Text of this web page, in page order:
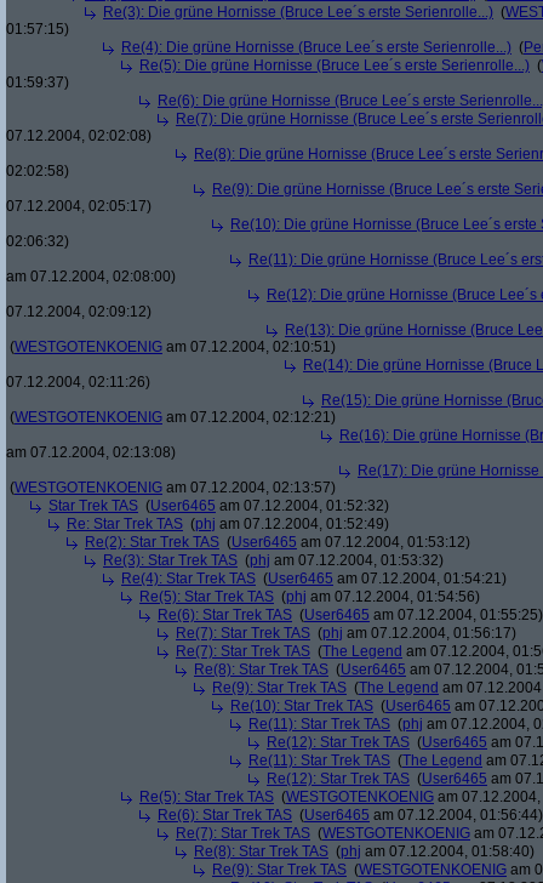
Re(3): Die grüne Hornisse (Bruce Lee´s erste Serienrolle...) (
01:57:15)
Re(4): Die grüne Hornisse (Bruce Lee´s erste Serienrolle...) (
Re(5): Die grüne Hornisse (Bruce Lee´s erste Serienrolle...) (
01:59:37)
Re(6): Die grüne Hornisse (Bruce Lee´s erste
Re(7): Die grüne Hornisse (Bruce Lee´s erste
07.12.2004, 02:02:08)
Re(8): Die grüne Hornisse (Bruce Lee´s erste
02:02:58)
Re(9): Die grüne Hornisse (Bruce Lee´s erste
07.12.2004, 02:05:17)
Re(10): Die grüne Hornisse (Bruce Lee´s erste
02:06:32)
Re(11): Die grüne Hornisse (Bruce Lee´s
am 07.12.2004, 02:08:00)
Re(12): Die grüne Hornisse (Bruce
07.12.2004, 02:09:12)
Re(13): Die grüne Hornisse (Bruce
(WESTGOTENKOENIG am 07.12.2004, 02:10:51)
Re(14): Die grüne Hornisse (Bruce
07.12.2004, 02:11:26)
Re(15): Die grüne Hornisse
(WESTGOTENKOENIG am 07.12.2004, 02:12:21)
Re(16): Die grüne Hornisse
am 07.12.2004, 02:13:08)
Re(17): Die grüne
(WESTGOTENKOENIG am 07.12.2004, 02:13:57)
Star Trek TAS (User6465 am 07.12.2004, 01:52:32)
Re: Star Trek TAS (phj am 07.12.2004, 01:52:49)
Re(2): Star Trek TAS (User6465 am 07.12.2004, 01:53:12)
Re(3): Star Trek TAS (phj am 07.12.2004, 01:53:32)
Re(4): Star Trek TAS (User6465 am 07.12.2004, 01:54:21)
Re(5): Star Trek TAS (phj am 07.12.2004, 01:54:56)
Re(6): Star Trek TAS (User6465 am 07.12.2004, 01:55:25)
Re(7): Star Trek TAS (phj am 07.12.2004, 01:56:17)
Re(7): Star Trek TAS (The Legend am 07.12.2004,
Re(8): Star Trek TAS (User6465 am 07.12.2004,
Re(9): Star Trek TAS (The Legend am
Re(10): Star Trek TAS (User6465 am
Re(11): Star Trek TAS (phj am 07.12.2004,
Re(12): Star Trek TAS (User6465 am
Re(11): Star Trek TAS (The Legend am
Re(12): Star Trek TAS (User6465 am
Re(5): Star Trek TAS (WESTGOTENKOENIG am
Re(6): Star Trek TAS (User6465 am 07.12.2004, 01:56:44)
Re(7): Star Trek TAS (WESTGOTENKOENIG am
Re(8): Star Trek TAS (phj am 07.12.2004, 01:58:40)
Re(9): Star Trek TAS (WESTGOTENKOENIG am